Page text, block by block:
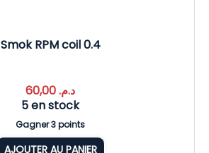
Smok RPM coil 0.4
د.م.
5 en stock
Gagner 3 points
AJOUTER AU PANIER